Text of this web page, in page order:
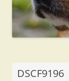
DSCF9196